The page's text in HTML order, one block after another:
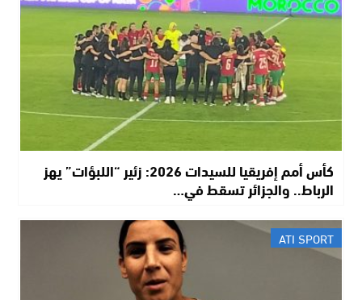
كأس أمم إفريقيا للسيدات 2026: زئير “اللبؤات” يهز
الرباط.. والجزائر تسقط في…
ATI SPORT